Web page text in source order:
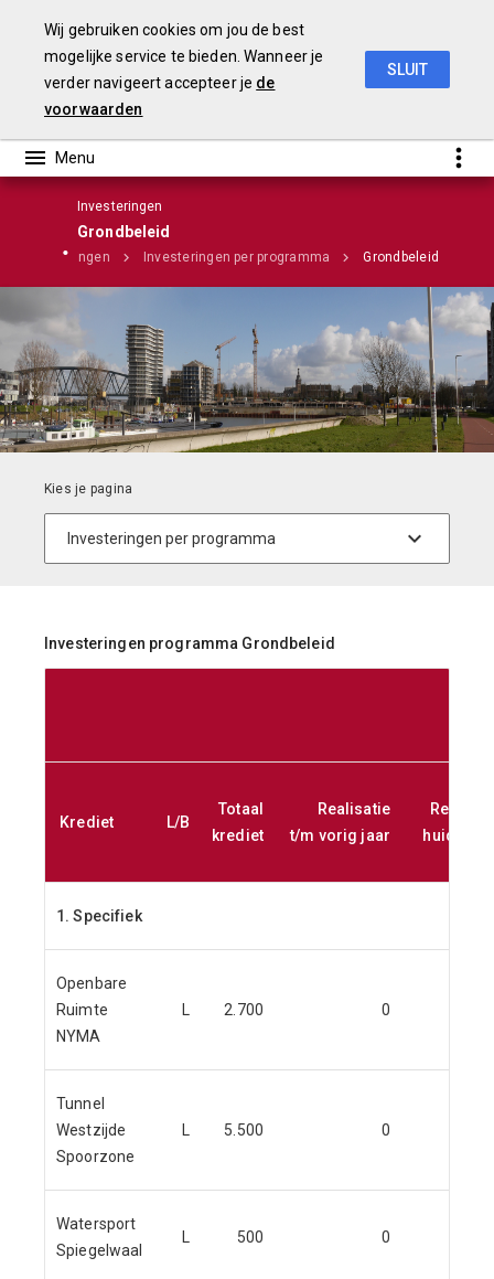
Infographic
Investeringen
Grondbeleid
Investeringen Investeringen per programma Grondbeleid
Investeringen programma Grondbeleid
Krediet L/B
Totaal
krediet
Realisatie
t/m vorig jaar
huidig
1. Specifiek
Openbare
Ruimte
NYMA
2.700 0
Tunnel
Westzijde
Spoorzone
5.500 0
Watersport
Spiegelwaal
500 0
Wij gebruiken cookies om jou de best
mogelijke service te bieden. Wanneer je
verder navigeert accepteer je de
voorwaarden
SLUIT